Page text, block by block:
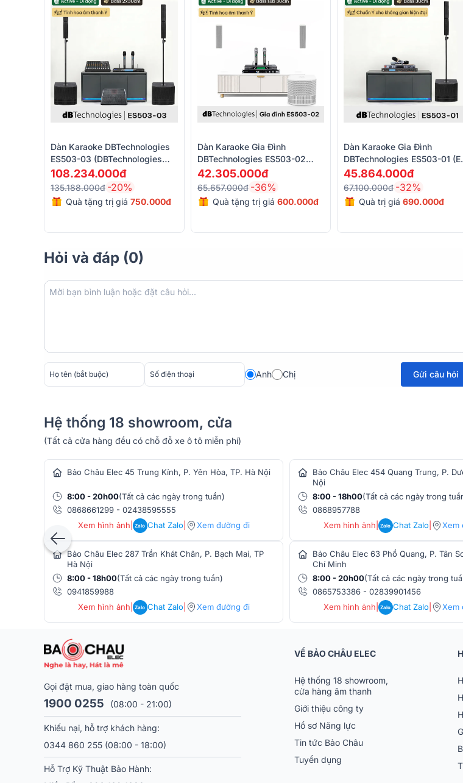
Nhờ thiết kế gọn nhẹ, vỏ gỗ bạch dương chắc chắn cùng tay cầm tiện lợi, ES503 dễ dàng di
toàn dải 3” sử dụng nam châm Neodymium và một loa siêu trầm phản xạ âm trầm mạnh mẽ,
Mảng cột cong logarit, giúp âm thanh lan tỏa đồng đều dù người nghe đứng hay ngồi.
Đặc biệt, ES503 có ba chế độ cấu hình linh hoạt (Mono, Stereo, Cột nhân đôi), phù hợp cho
nhiều nhu cầu sử dụng từ biểu diễn trực tiếp đến phát nhạc nền. BCác cổng kết nối chuyên
nghiệp như XLR, Jack, Speakon, ES503 còn tích hợp Bluetooth™ giúp phát nhạc không dây dễ
dàng. Với khả năng plug-and-play, hệ thống này là lựa chọn lý tưởng cho nhạc sĩ solo, ban nhạc
nhỏ và các sự kiện cần âm thanh chất lượng cao.
=> Xem thêm chi tiết:Hệ thống Loa cột dBTechnologies ES503
2, Bàn mixer Yamaha DM3 Standard
Bàn mixer Yamaha DM3 Standard với tỉ lệ lấy mẫu lên đến 96 kHz, Yamaha DM3 Standard đảm
bảo chất lượng âm thanh thuần khiết và sống động.
Dàn Karaoke DBTechnologies
ES503-03 (dBTechnologies
ES503, Audiocenter
WM3210A,...)
108.234.000đ
135.188.000đ -20%
Quà tặng trị giá 750.000đ
Dàn Karaoke Gia Đình
DBTechnologies ES503-02
(dBTechnologies ES 503, JBL
KX180A, Baiervires 790S)
42.305.000đ
65.657.000đ -36%
Quà tặng trị giá 600.000đ
Dàn Karaoke Gia Đình
DBTechnologies ES503-01
503, JBL VX9, BBS S290D)
45.864.000đ
67.100.000đ -32%
Quà trị giá690.000đ
Hỏi và đáp (0)
Anh Chị Gửi câu hỏi
Hệ thống 18 showroom, cửa
hàng âm thanh
(Tất cả cửa hàng đều có chỗ đỗ xe ô tô miễn phí)
Bảo Châu Elec 45 Trung Kính, P. Yên Hòa, TP. Hà Nội
8:00 - 20h00(Tất cả các ngày trong tuần)
0868661299 - 02438595555
Xem hình ảnh
Zalo Chat Zalo| Xem đường đi
Bảo Châu Elec 287 Trần Khát Chân, P. Bạch Mai, TP
Hà Nội
8:00 - 18h00(Tất cả các ngày trong tuần)
0941859988
Xem hình ảnh
Zalo Chat Zalo| Xem đường đi
Bảo Châu Elec 454 Quang Trung, P.
Nội
8:00 - 18h00(Tất cả các ngày trong
0868957788
Xem hình ảnh
Zalo Chat Zalo| Xem
Bảo Châu Elec 63 Phổ Quang, P. Tân
Chí Minh
8:00 - 20h00(Tất cả các ngày trong
0865753386 -02839901456
Xem hình ảnh
Zalo Chat Zalo| Xem
Gọi đặt mua, giao hàng toàn quốc
1900 0255 (08:00 - 21:00)
Khiếu nại, hỗ trợ khách hàng:
0344 860 255 (08:00 - 18:00)
Hỗ Trợ Kỹ Thuật Bảo Hành:
VỀ BẢO CHÂU ELEC
Hệ thống 18 showroom,
cửa hàng âm thanh
Giới thiệu công ty
Hồ sơ Năng lực
Tin tức Bảo Châu
Tuyển dụng